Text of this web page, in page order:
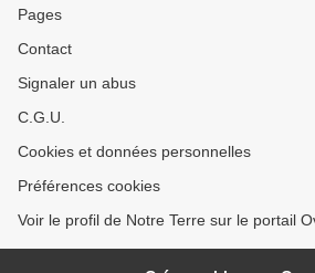
Pages
Contact
Signaler un abus
C.G.U.
Cookies et données personnelles
Préférences cookies
Voir le profil de Notre Terre sur le portail